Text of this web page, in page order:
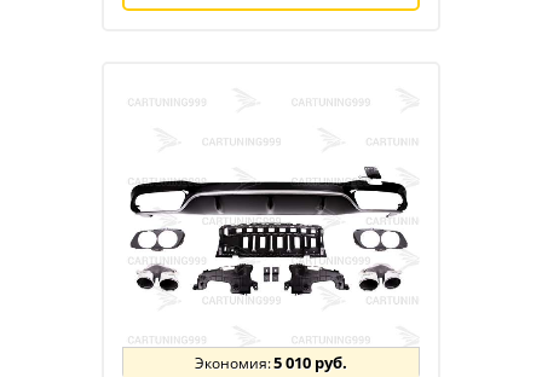
5 010 руб.